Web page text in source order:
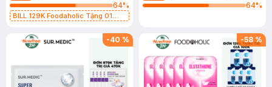
64%
BILL 129K Foodaholic Tặng 01
Ẩm, Phục Hồi 23g (SL có hạn)
64%
-40 % -58 %